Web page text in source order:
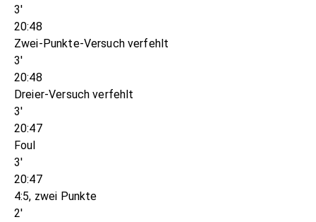
3'
20:48
Zwei-Punkte-Versuch verfehlt
3'
20:48
Dreier-Versuch verfehlt
3'
20:47
Foul
3'
20:47
4:5, zwei Punkte
2'